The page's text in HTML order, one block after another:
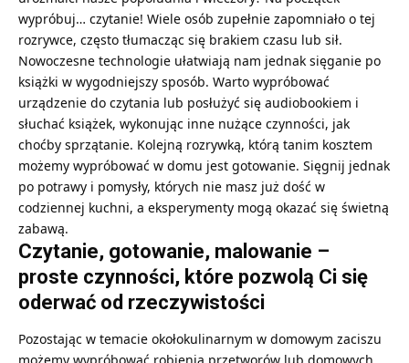
wypróbuj… czytanie! Wiele osób zupełnie zapomniało o tej
rozrywce, często tłumacząc się brakiem czasu lub sił.
Nowoczesne technologie ułatwiają nam jednak sięganie po
książki w wygodniejszy sposób. Warto wypróbować
urządzenie do czytania lub posłużyć się audiobookiem i
słuchać książek, wykonując inne nużące czynności, jak
choćby sprzątanie. Kolejną rozrywką, którą tanim kosztem
możemy wypróbować w domu jest gotowanie. Sięgnij jednak
po potrawy i pomysły, których nie masz już dość w
codziennej kuchni, a eksperymenty mogą okazać się świetną
zabawą.
Czytanie, gotowanie, malowanie –
proste czynności, które pozwolą Ci się
oderwać od rzeczywistości
Pozostając w temacie okołokulinarnym w domowym zaciszu